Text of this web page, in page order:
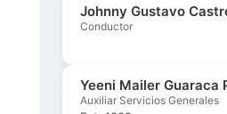
Johnny Gustavo
Conductor
Yeeni Mailer Guaraca
Auxiliar Servicios Generales